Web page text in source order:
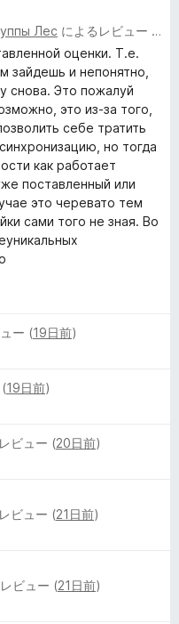
Лес によるレビュー ( 17
оценки. Т.е.
зайдешь и непонятно,
снова. Это пожалуй
это из-за того,
себе тратить
но тогда
как работает
поставленный или
это черевато тем
сами того не зная. Во
ー (19日前)
19日前)
ビュー (20日前)
ビュー (21日前)
ビュー (21日前)